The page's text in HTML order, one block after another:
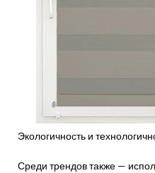
Экологичность и
Среди трендов также —